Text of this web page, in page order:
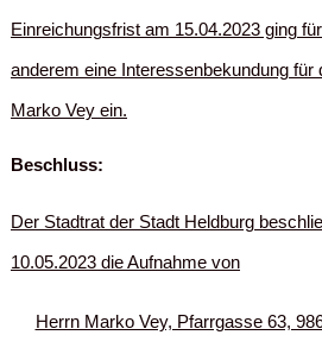
Einreichungsfrist am 15.04.2023 ging
anderem eine Interessenbekundung für
Marko Vey ein.
Beschluss:
Der Stadtrat der Stadt Heldburg
10.05.2023 die Aufnahme von
Herrn Marko Vey, Pfarrgasse 63,